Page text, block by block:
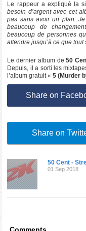
Le rappeur a expliqué la
besoin d’argent avec cet
pas sans avoir un plan.
beaucoup de
beaucoup de personnes
attendre jusqu’à ce que tout
Le dernier album de50
Depuis, il a sorti les
l’album gratuit « 5 (Murder
Share on
Share on
50 Cent -
01 Sep 2018